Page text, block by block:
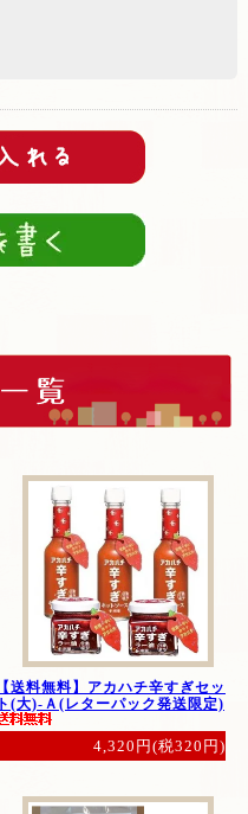
【送料無料】アカハチ辛すぎセッ
ト(大)-Ａ(レターパック発送限定)
4,320円(税320円)